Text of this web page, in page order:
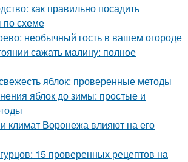
как правильно посадить
схеме
необычный гость в вашем огороде
сажать малину: полное
яблок: проверенные методы
яблок до зимы: простые и
климат Воронежа влияют на его
15 проверенных рецептов на